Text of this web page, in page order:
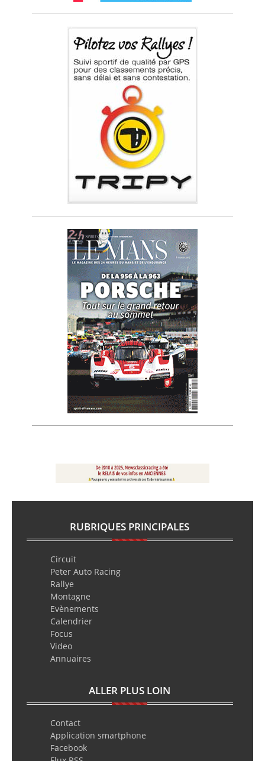
RUBRIQUES PRINCIPALES
Circuit
Peter Auto Racing
Rallye
Montagne
Evènements
Calendrier
Focus
Video
Annuaires
ALLER PLUS LOIN
Contact
Application smartphone
Facebook